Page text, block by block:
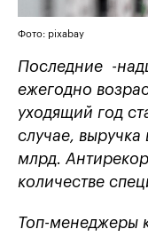
Фото: pixabay
Последние -
ежегодно
уходящий год
случае, выручка
млрд.
количестве
Топ-менеджеры